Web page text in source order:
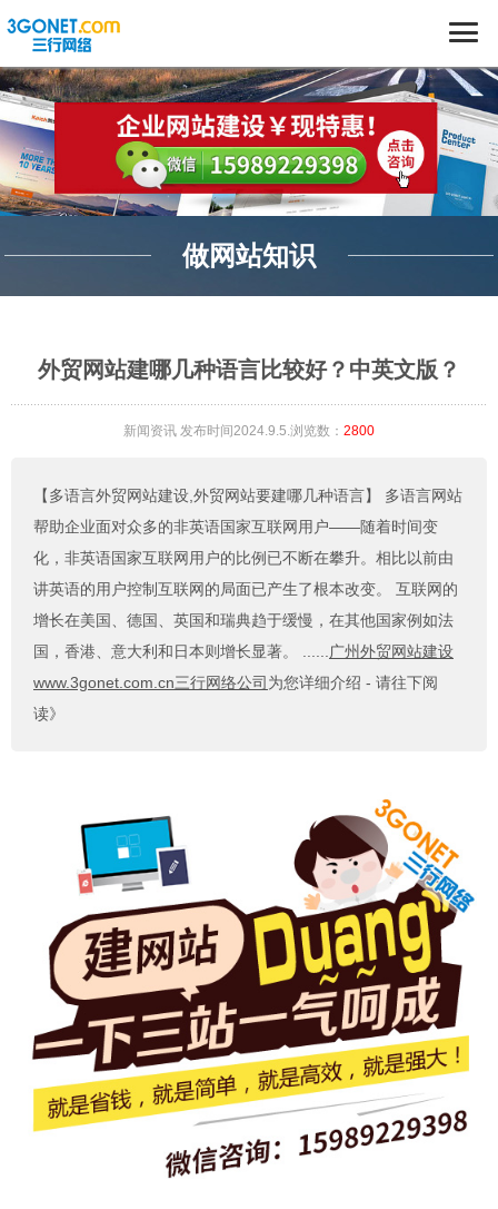
做网站知识
外贸网站建哪几种语言比较好？中英文版？
新闻资讯 发布时间2024.9.5.浏览数： 2800
【多语言外贸网站建设,外贸网站要建哪几种语言】
多语言网站
帮助企业面对众多的非英语国家互联网用户——随着时间变
化，非英语国家互联网用户的比例已不断在攀升。相比以前由
讲英语的用户控制互联网的局面已产生了根本改变。 互联网的
增长在美国、德国、英国和瑞典趋于缓慢，在其他国家例如法
国，香港、意大利和日本则增长显著。 ......广州外贸网站建设
www.3gonet.com.cn三行网络公司 为您详细介绍 - 请往下阅
读》